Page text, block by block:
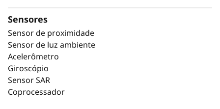
Sensores
Sensor de proximidade
Sensor de luz ambiente
Acelerômetro
Giroscópio
Sensor SAR
Coprocessador